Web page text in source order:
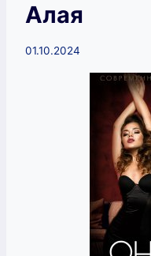
Алая
01.10.2024